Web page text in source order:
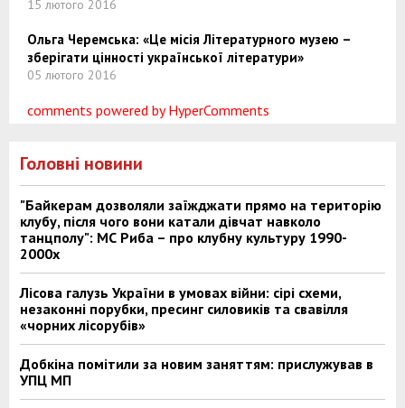
15 лютого 2016
Ольга Черемська: «Це місія Літературного музею –
зберігати цінності української літератури»
05 лютого 2016
comments powered by HyperComments
Головні новини
"Байкерам дозволяли заїжджати прямо на територію
клубу, після чого вони катали дівчат навколо
танцполу": МС Риба – про клубну культуру 1990-
2000х
Лісова галузь України в умовах війни: сірі схеми,
незаконні порубки, пресинг силовиків та свавілля
«чорних лісорубів»
Добкіна помітили за новим заняттям: прислужував в
УПЦ МП